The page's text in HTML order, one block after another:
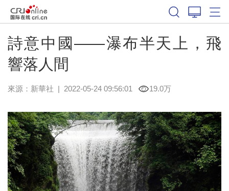
詩意中國——瀑布半天上，飛
響落人間
來源： 新華社 | 2022-05-24 09:56:01 19.0万